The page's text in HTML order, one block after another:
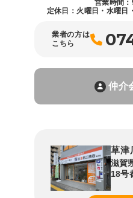
営業時間
定休日：火曜日・水曜日
業者の方は
こちら
仲介
草津
滋賀
18号